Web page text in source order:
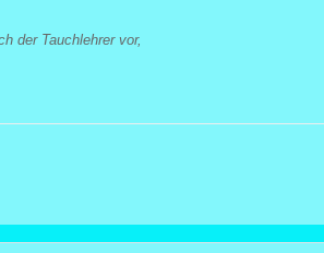
der Tauchlehrer vor,